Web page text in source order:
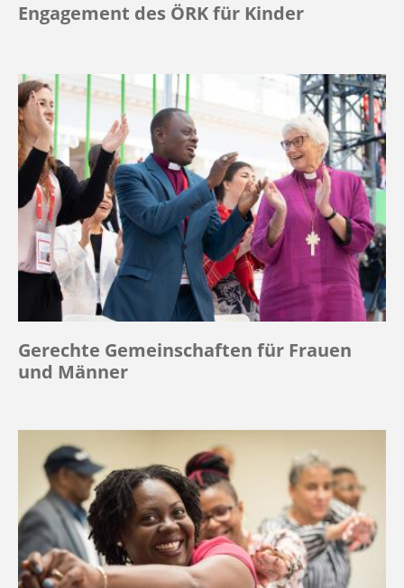
Engagement des ÖRK für Kinder
Gerechte Gemeinschaften für Frauen
und Männer